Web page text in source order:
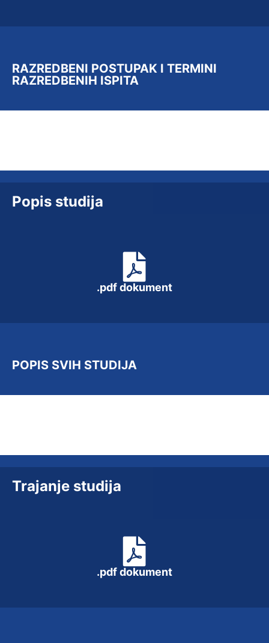
RAZREDBENI POSTUPAK I TERMINI
RAZREDBENIH ISPITA
Popis studija
.pdf dokument
POPIS SVIH STUDIJA
Trajanje studija
.pdf dokument